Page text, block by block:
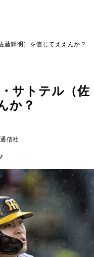
輝明）を信じてええんか？
サトテル（佐
か？
信社